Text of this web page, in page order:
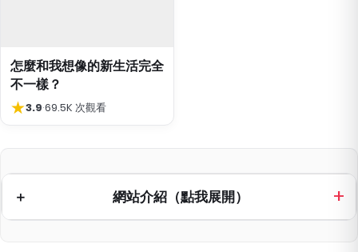
怎麼和我想像的新生活完全
不一樣？
★3.9·69.5K 次觀看
網站介紹（點我展開）